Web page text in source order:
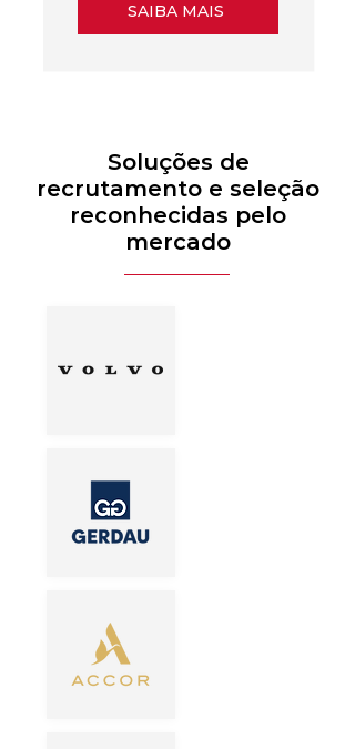
SAIBA MAIS
Soluções de
recrutamento e seleção
reconhecidas pelo
mercado